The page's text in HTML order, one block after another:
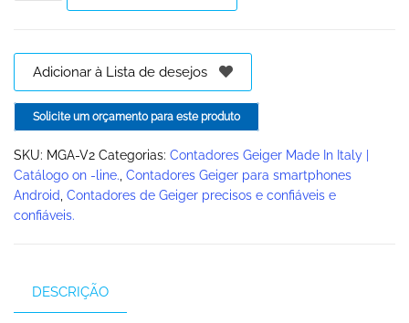
Adicionar à Lista de desejos
Solicite um orçamento para este produto
SKU: MGA-V2 Categorias: Contadores Geiger Made In Italy |
Catálogo on -line. Contadores Geiger para smartphones
Android Contadores de Geiger precisos e confiáveis ​​e
confiáveis.
DESCRIÇÃO